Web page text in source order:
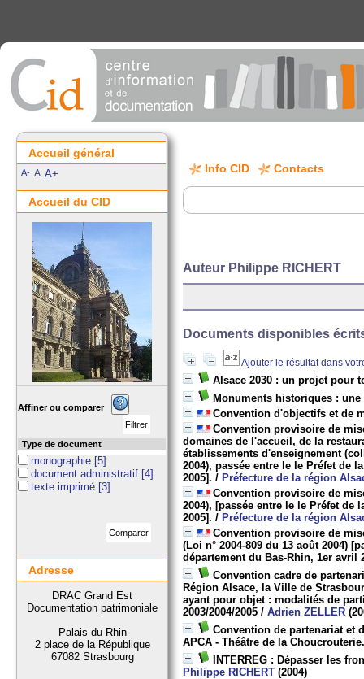
Info CID Contacts
Auteur Philippe RICHERT
Documents disponibles
Ajouter le résultat dans
Alsace 2030 : un projet pour
Monuments historiques :
Convention d'objectifs et de
Convention provisoire de
domaines de l'accueil, de la
établissements d'enseignement
2004), passée entre le le Préfet de
2005]. / Préfecture de la région
Convention provisoire de
2004), [passée entre le le Préfet
2005]. / Préfecture de la région
Convention provisoire de
(Loi n° 2004-809 du 13 août 2004)
département du Bas-Rhin, 1er avril
Convention cadre de
Région Alsace, la Ville de
ayant pour objet : modalités de
2003/2004/2005 /Adrien ZELLER
Convention de partenariat et
APCA - Théâtre de la
INTERREG : Dépasser les
Philippe RICHERT (2004)
Accueil général
A- A A+
Accueil du CID
Affiner ou comparer
Type de document
monographie [5]
document administratif [4]
texte imprimé [3]
Adresse
DRAC Grand Est
Documentation patrimoniale
Palais du Rhin
2 place de la République
67082 Strasbourg